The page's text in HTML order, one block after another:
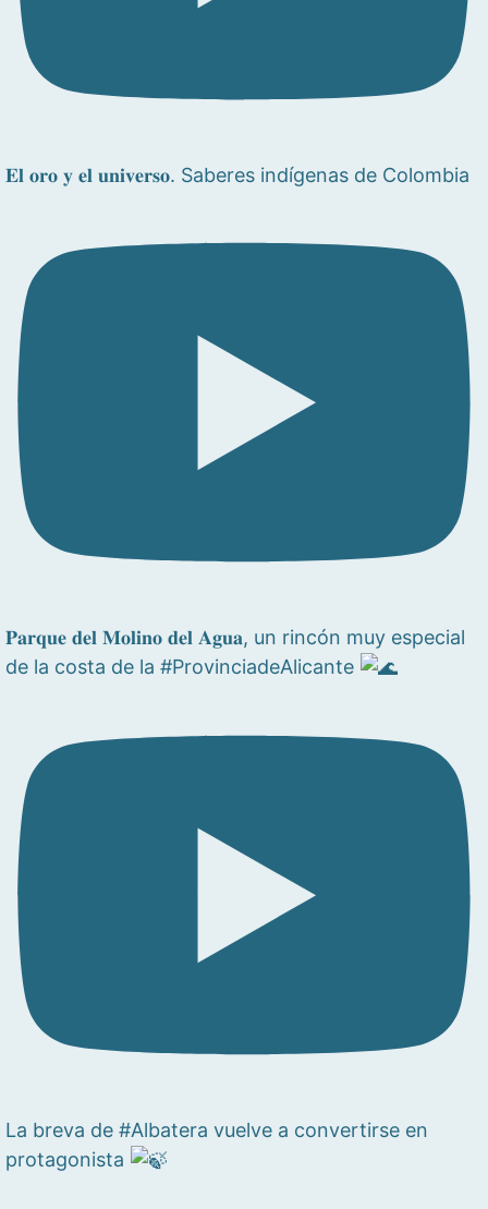
𝐄𝐥 𝐨𝐫𝐨 𝐲 𝐞𝐥 𝐮𝐧𝐢𝐯𝐞𝐫𝐬𝐨. Saberes indígenas de Colombia
𝐏𝐚𝐫𝐪𝐮𝐞 𝐝𝐞𝐥 𝐌𝐨𝐥𝐢𝐧𝐨 𝐝𝐞𝐥 𝐀𝐠𝐮𝐚, un rincón muy especial
de la costa de la #ProvinciadeAlicante
La breva de #Albatera vuelve a convertirse en
protagonista